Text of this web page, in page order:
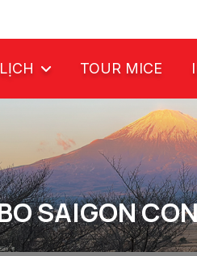
TOUR MICE
SAIGON